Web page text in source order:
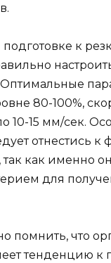
к
80-100%,
10-15 мм/сек.
отнестись к
так как именно
для
помнить, что
тенденцию к